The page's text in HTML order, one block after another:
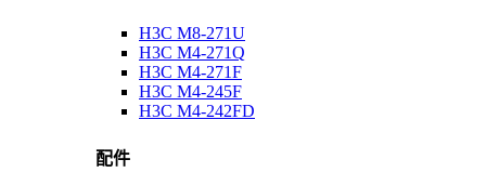
H3C M8-271U
H3C M4-271Q
H3C M4-271F
H3C M4-245F
H3C M4-242FD
配件